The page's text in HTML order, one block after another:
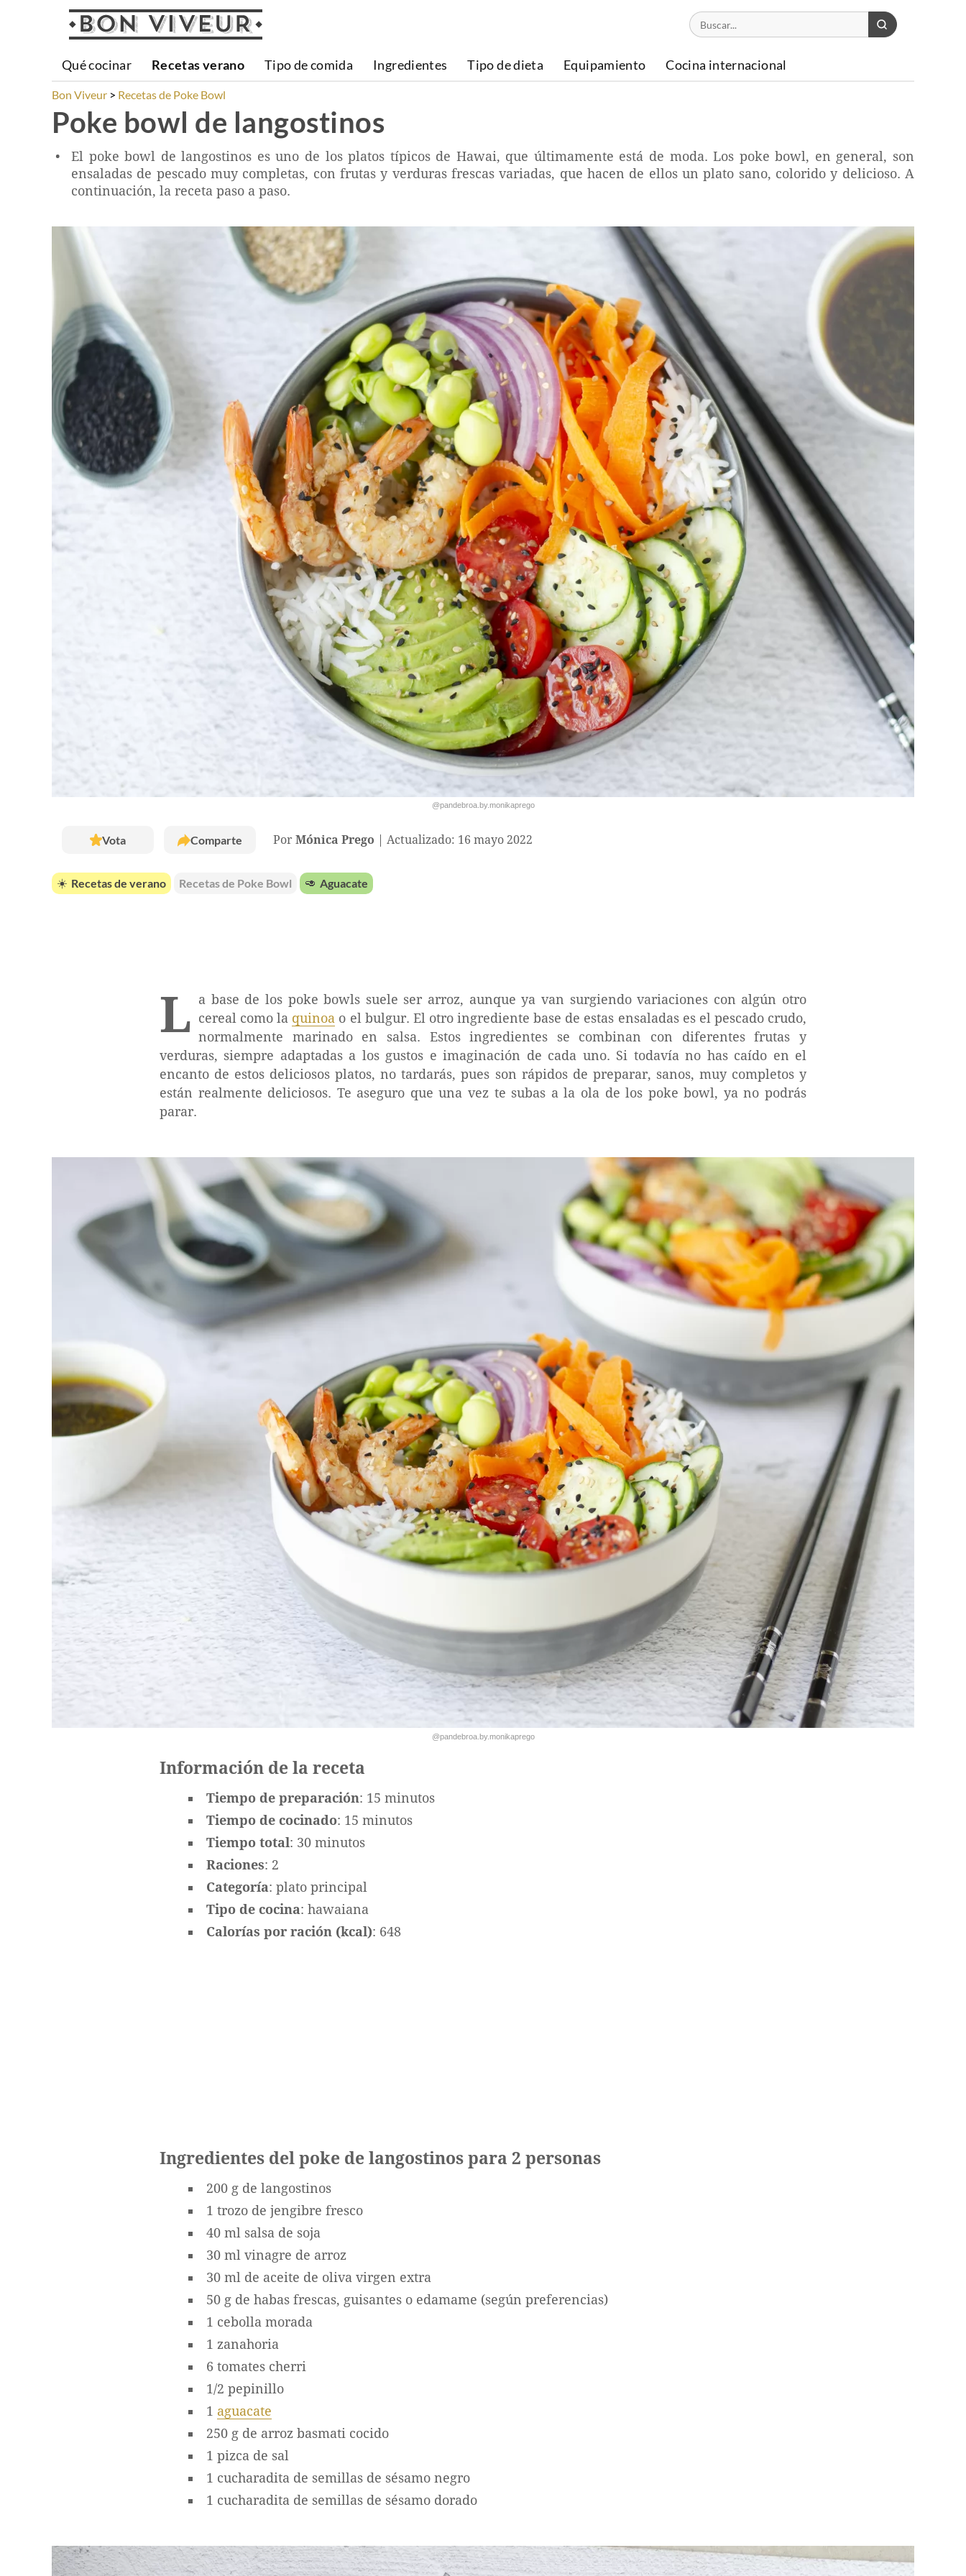
Qué cocinar Recetas verano Tipo de comida Ingredientes Tipo de dieta Equipamiento Cocina internacional
Bon Viveur Recetas de Poke Bowl
Poke bowl de langostinos
@pandebroa.by.monikaprego
El poke bowl de langostinos es uno de los platos típicos de Hawai, que últimamente está de moda. Los poke bowl, en general, son
ensaladas de pescado muy completas, con frutas y verduras frescas variadas, que hacen de ellos un plato sano, colorido y delicioso. A
continuación, la receta paso a paso.
Vota Comparte Por Mónica Prego Actualizado: 16 mayo 2022
☀️ Recetas de verano Recetas de Poke Bowl 🥑 Aguacate
L a base de los poke bowls suele ser arroz, aunque ya van surgiendo variaciones con algún otro
cereal como la quinoa o el bulgur. El otro ingrediente base de estas ensaladas es el pescado crudo,
normalmente marinado en salsa. Estos ingredientes se combinan con diferentes frutas y
verduras, siempre adaptadas a los gustos e imaginación de cada uno. Si todavía no has caído en el
encanto de estos deliciosos platos, no tardarás, pues son rápidos de preparar, sanos, muy completos y
están realmente deliciosos. Te aseguro que una vez te subas a la ola de los poke bowl, ya no podrás
parar.
@pandebroa.by.monikaprego
Información de la receta
Tiempo de preparación: 15 minutos
Tiempo de cocinado: 15 minutos
Tiempo total: 30 minutos
Raciones: 2
Categoría: plato principal
Tipo de cocina: hawaiana
Calorías por ración (kcal): 648
Ingredientes del poke de langostinos para 2 personas
200 g de langostinos
1 trozo de jengibre fresco
40 ml salsa de soja
30 ml vinagre de arroz
30 ml de aceite de oliva virgen extra
50 g de habas frescas, guisantes o edamame (según preferencias)
1 cebolla morada
1 zanahoria
6 tomates cherri
1/2 pepinillo
1 aguacate
250 g de arroz basmati cocido
1 pizca de sal
1 cucharadita de semillas de sésamo negro
1 cucharadita de semillas de sésamo dorado